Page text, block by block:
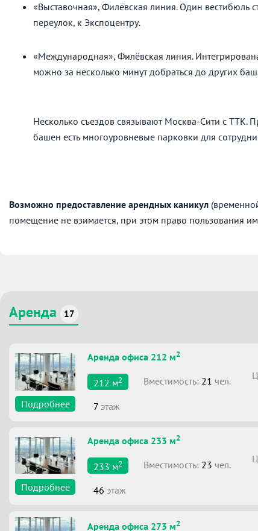
«Выставочная», Филёвская линия. Один
переулок, к Экспоцентру.
«Международная», Филёвская линия.
можно за несколько минут добраться до других
Несколько съездов связывают Москва-Сити с
башен есть многоуровневые парковки для
Возможно предоставление арендных каникул
помещение не взимается, при этом право пользования
Аренда 17
Подробнее
Аренда офиса 212 м2
212 м2 Вместимоcть: 21 чел.
7 этаж
Подробнее
Аренда офиса 233 м2
233 м2 Вместимоcть: 23 чел.
46 этаж
Аренда офиса 273 м2